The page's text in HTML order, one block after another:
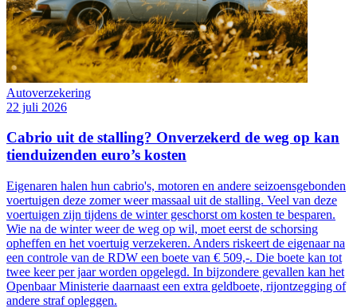
Autoverzekering
22 juli 2026
Cabrio uit de stalling? Onverzekerd de weg op kan
tienduizenden euro’s kosten
Eigenaren halen hun cabrio's, motoren en andere seizoensgebonden
voertuigen deze zomer weer massaal uit de stalling. Veel van deze
voertuigen zijn tijdens de winter geschorst om kosten te besparen.
Wie na de winter weer de weg op wil, moet eerst de schorsing
opheffen en het voertuig verzekeren. Anders riskeert de eigenaar na
een controle van de RDW een boete van € 509,-. Die boete kan tot
twee keer per jaar worden opgelegd. In bijzondere gevallen kan het
Openbaar Ministerie daarnaast een extra geldboete, rijontzegging of
andere straf opleggen.